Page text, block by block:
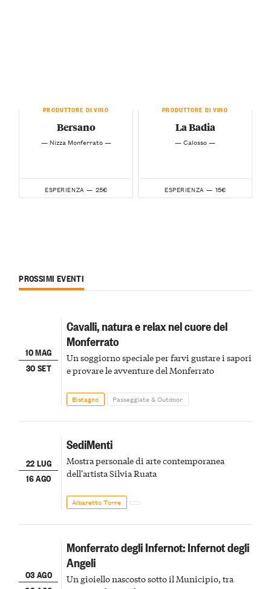
PRODUTTORE DI VINO
Bersano
— Nizza Monferrato —
ESPERIENZA — 25€
PRODUTTORE DI VINO
La Badia
— Calosso —
ESPERIENZA — 15€
PROSSIMI EVENTI
10 MAG
30 SET
Cavalli, natura e relax nel cuore del
Monferrato
Un soggiorno speciale per farvi gustare i sapori
e provare le avventure del Monferrato
Bistagno Passeggiate & Outdoor
22 LUG
16 AGO
SediMenti
Mostra personale di arte contemporanea
dell'artista Silvia Ruata
Albaretto Torre
03 AGO
Monferrato degli Infernot: Infernot degli
Angeli
Un gioiello nascosto sotto il Municipio, tra